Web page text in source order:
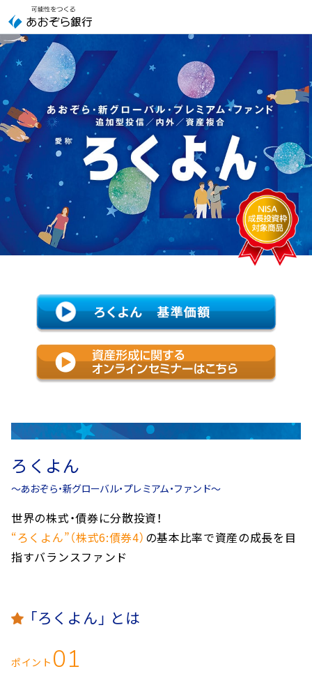
文
へ
ジ
ャ
プ
こ
の
イ
メ
ろくよん
～あおぞら・新グローバル・プレミアム・ファンド～
世界の株式・債券に分散投資！
“ろくよん”（株式6:債券4） の基本比率で資産の成長を目
指すバランスファンド
「ろくよん」 とは
ポイント 01